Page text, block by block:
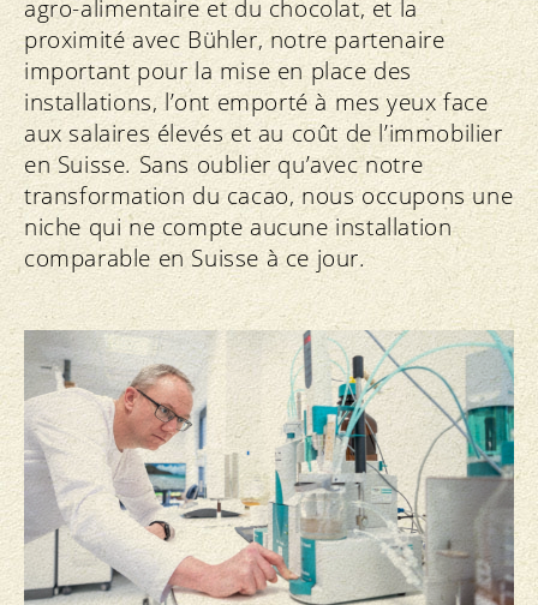
agro-alimentaire et du chocolat, et la
proximité avec Bühler, notre partenaire
important pour la mise en place des
installations, l’ont emporté à mes yeux face
aux salaires élevés et au coût de l’immobilier
en Suisse. Sans oublier qu’avec notre
transformation du cacao, nous occupons une
niche qui ne compte aucune installation
comparable en Suisse à ce jour.